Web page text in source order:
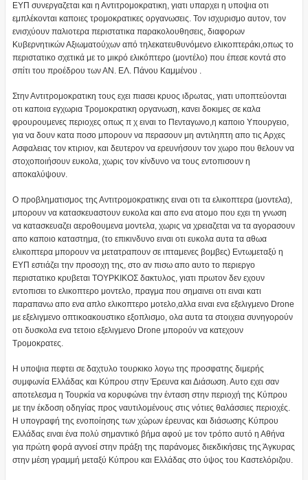
ΕΥΠ συνεργαζεται και η Αντιτρομοκρατικη, γιατι υπαρχει η υποψια οτι
εμπλέκονται καποιες τρομοκρατικες οργανωσεις. Τον ισχυρισμο αυτον, τον
ενισχύουν παλιοτερα περιστατικα παρακολουθησεις, διαφορων
Κυβερνητικών Αξιωματούχων από τηλεκατευθυνόμενο ελικοπτεράκι,οπως το
περιστατικο σχετικά με το μικρό ελικόπτερο (μοντέλο) που έπεσε κοντά στο
σπίτι του προέδρου των ΑΝ. ΕΛ. Πάνου Καμμένου .
Στην Αντιτρομοκρατικη τους εχει πιασει κρυος ιδρωτας, γιατι υποπτεύονται
οτι καποια εγχωρια Τρομοκρατικη οργανωση, κανει δοκιμες σε καλα
φρουρουμενες περιοχες οπως π χ ειναι το Πενταγωνο,η καποιο Υπουργειο,
για να δουν κατα ποσο μπορουν να περασουν μη αντιληπτη απο τις Αρχες
Ασφαλειας τον κτιριον, και δευτερον να ερευνήσουν τον χωρο που θελουν να
στοχοποιήσουν ευκολα, χωρις τον κίνδυνο να τους εντοπισουν η
αποκαλύψουν.
Ο προβληματισμος της Αντιτρομοκρατικης ειναι οτι τα ελικοπτερα (μοντελα),
μπορουν να κατασκευαστουν ευκολα και απο ενα ατομο που εχει τη γνωση
να κατασκευαζει αεροθουμενα μοντελα, χωρις να χρειαζεται να τα αγορασουν
απο καποιο καταστημα, (το επικινδυνο ειναι οτι ευκολα αυτα τα αθωα
ελικοπτερα μπορουν να μετατραπουν σε ιπταμενες βομβες) Εντωμεταξύ η
ΕΥΠ εστιάζει την προσοχη της, στο αν πισω απο αυτο το περιεργο
περιστατικο κρυβεται ΤΟΥΡΚΙΚΟΣ δακτυλος, γιατι πρωτον δεν εχουν
εντοπισει το ελικοπτερο μοντελο, πραγμα που σημαινει οτι ειναι κατι
παραπανω απο ενα απλο ελικοπτερο μοτελο,αλλα ειναι ενα εξελιγμενο Drone
με εξελιγμενο οπτικοακουστικο εξοπλισμο, ολα αυτα τα στοιχεια συνηγορούν
οτι δυσκολα ενα τετοιο εξελιγμενο Drone μπορούν να κατεχουν
Τρομοκρατες.
Η υποψια πεφτει σε δαχτυλο τουρκικο λογω της προσφατης διμερής
συμφωνία Ελλάδας και Κύπρου στην Έρευνα και Διάσωση. Αυτο εχει σαν
αποτελεσμα η Τουρκία να κορυφώνει την ένταση στην περιοχή της Κύπρου
με την έκδοση οδηγίας προς ναυτιλομένους στις νότιες θαλάσσιες περιοχές.
Η υπογραφή της ενοποίησης των χώρων έρευνας και διάσωσης Κύπρου
Ελλάδας ειναι ένα πολύ σημαντικό βήμα αφού με τον τρόπο αυτό η Αθήνα
για πρώτη φορά αγνοεί στην πράξη της παράνομες διεκδικήσεις της Άγκυρας
στην μέση γραμμή μεταξύ Κύπρου και Ελλάδας στο ύψος του Καστελόριζου.